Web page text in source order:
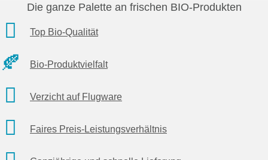
Die ganze Palette an frischen BIO-Produkten
Top Bio-Qualität
Bio-Produktvielfalt
Verzicht auf Flugware
Faires Preis-Leistungsverhältnis